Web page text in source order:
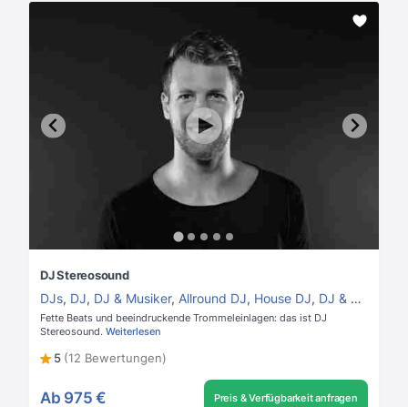
DJ Stereosound
DJs, DJ, DJ & Musiker, Allround DJ, House DJ, DJ & Perkussion
Fette Beats und beeindruckende Trommeleinlagen: das ist DJ
Stereosound. Weiterlesen
5 (12 Bewertungen)
Ab 975 € Preis & Verfügbarkeit anfragen